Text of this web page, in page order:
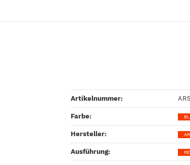
Artikelnummer:
Farbe‍:
Hersteller‍:
Ausführung‍: